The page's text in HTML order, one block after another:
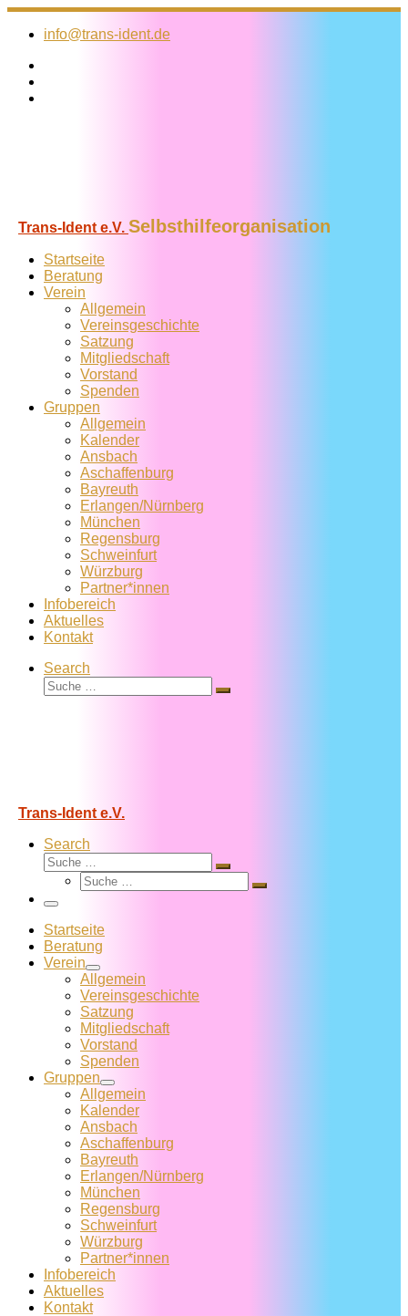
Zum
Inhalt
info@trans-ident.de
Trans-Ident e.V. Selbsthilfeorganisation
Startseite
Beratung
Verein
Allgemein
Vereins­geschichte
Satzung
Mitglied­schaft
Vorstand
Spenden
Gruppen
Allgemein
Kalender
Ansbach
Aschaffenburg
Bayreuth
Erlangen/Nürnberg
München
Regensburg
Schweinfurt
Würzburg
Partner*innen
Infobereich
Aktuelles
Kontakt
Search
Suche
Suche
Trans-Ident e.V.
Search
Suche
Suche
Suche
Suche
Menü
Startseite
Beratung
Verein
Allgemein
Vereins­geschichte
Satzung
Mitglied­schaft
Vorstand
Spenden
Gruppen
Allgemein
Kalender
Ansbach
Aschaffenburg
Bayreuth
Erlangen/Nürnberg
München
Regensburg
Schweinfurt
Würzburg
Partner*innen
Infobereich
Aktuelles
Kontakt